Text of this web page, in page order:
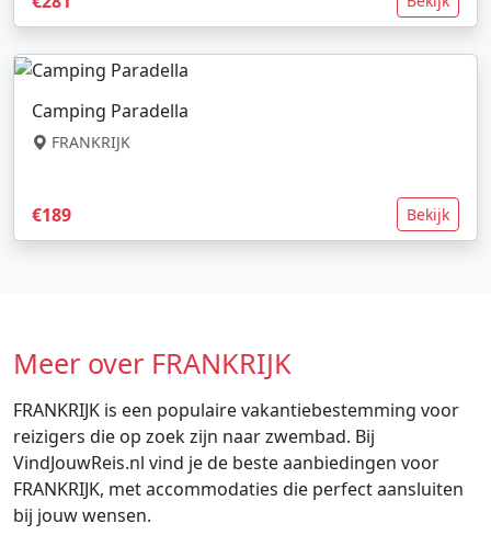
Camping Paradella
FRANKRIJK
€189 Bekijk
Meer over FRANKRIJK
FRANKRIJK is een populaire vakantiebestemming voor
reizigers die op zoek zijn naar zwembad. Bij
VindJouwReis.nl vind je de beste aanbiedingen voor
FRANKRIJK, met accommodaties die perfect aansluiten
bij jouw wensen.